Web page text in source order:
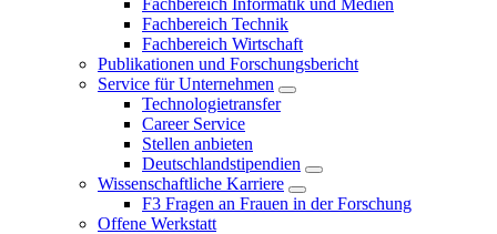
Fachbereich Informatik und Medien
Fachbereich Technik
Fachbereich Wirtschaft
Publikationen und Forschungsbericht
Service für Unternehmen
Technologietransfer
Career Service
Stellen anbieten
Deutschlandstipendien
Wissenschaftliche Karriere
F3 Fragen an Frauen in der Forschung
Offene Werkstatt